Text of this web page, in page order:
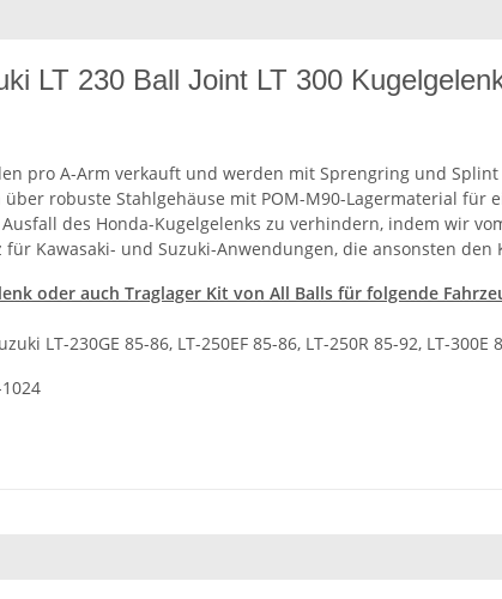
LT 230 Ball Joint LT 300
pro A-Arm verkauft und werden mit Sprengring und
über robuste Stahlgehäuse mit POM-M90-Lagermaterial für
des Honda-Kugelgelenks zu verhindern, indem wir
für Kawasaki- und Suzuki-Anwendungen, die ansonsten
oder auch Traglager Kit von All Balls für folgende
LT-230GE 85-86, LT-250EF 85-86, LT-250R 85-92, LT-300E